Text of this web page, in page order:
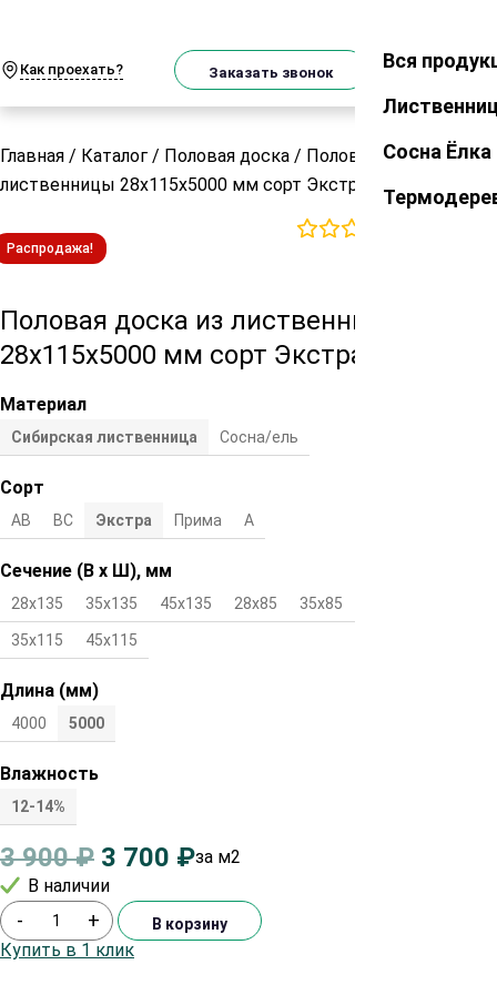
Как проехать? Заказать звонок Закрыть
Вся
Сосна Ёлка
Главная / Каталог / Половая доска / Половая доска из
лиственницы 28х115х5000 мм сорт Экстра
Распродажа!
Половая доска из лиственницы
28х115х5000 мм сорт Экстра
Материал
Сибирская лиственница Сосна/ель
Сорт
АВ ВС Экстра Прима А
Сечение (В х Ш), мм
28х135 35х135 45х135 28х85 35х85
35х115 45х115
Длина (мм)
4000 5000
Влажность
12-14%
3 900₽ 3 700 ₽за м2
В наличии
- + В корзину
Купить в 1 клик